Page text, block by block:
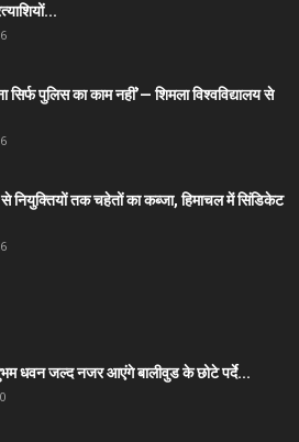
सिर्फ पुलिस का काम नहीं’— शिमला विश्वविद्यालय से
नियुक्तियों तक चहेतों का कब्जा, हिमाचल में सिंडिकेट
धवन जल्द नजर आएंगे बालीवुड के छोटे पर्दे...